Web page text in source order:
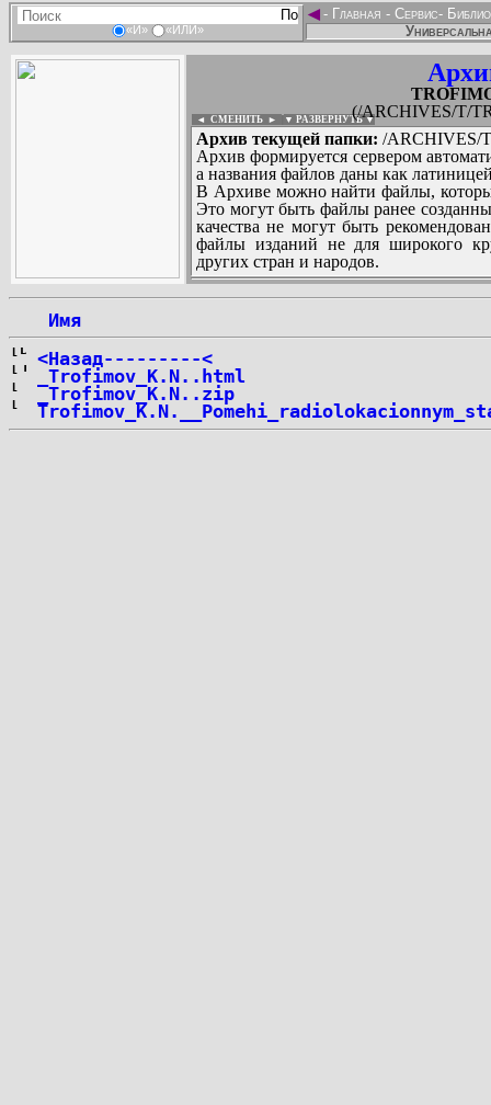
«И» «ИЛИ»
◄- Главная - Сервис-
(/ARCHIVES/T/
◄ СМЕНИТЬ ► ▼ РАЗВЕРНУТЬ ▼
Архив текущей папки: /ARCHIVES/
Архив формируется сервером
а названия файлов даны как
В Архиве можно найти файлы,
Это могут быть файлы ранее
качества не могут быть
файлы изданий не для широкого
других стран и народов.
Имя
<Назад---------<
_Trofimov_K.N..html
_Trofimov_K.N..zip